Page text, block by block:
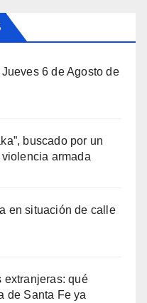
6 de Agosto de
buscado por un
armada
en situación de calle
extranjeras: qué
de Santa Fe ya